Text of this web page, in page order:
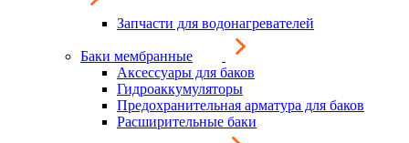
Запчасти для водонагревателей
Баки мембранные
Аксессуары для баков
Гидроаккумуляторы
Предохранительная арматура для баков
Расширительные баки